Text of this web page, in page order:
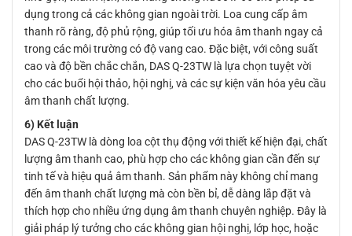
dụng trong cả các không gian ngoài trời. Loa cung cấp âm
thanh rõ ràng, độ phủ rộng, giúp tối ưu hóa âm thanh ngay cả
trong các môi trường có độ vang cao. Đặc biệt, với công suất
cao và độ bền chắc chắn, DAS Q-23TW là lựa chọn tuyệt vời
cho các buổi hội thảo, hội nghị, và các sự kiện văn hóa yêu cầu
âm thanh chất lượng.
6) Kết luận
DAS Q-23TW là dòng loa cột thụ động với thiết kế hiện đại, chất
lượng âm thanh cao, phù hợp cho các không gian cần đến sự
tinh tế và hiệu quả âm thanh. Sản phẩm này không chỉ mang
đến âm thanh chất lượng mà còn bền bỉ, dễ dàng lắp đặt và
thích hợp cho nhiều ứng dụng âm thanh chuyên nghiệp. Đây là
giải pháp lý tưởng cho các không gian hội nghị, lớp học, hoặc